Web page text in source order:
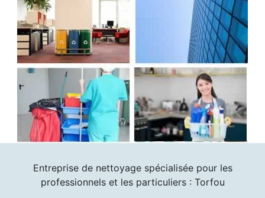
Entreprise de nettoyage spécialisée pour les
professionnels et les particuliers : Torfou